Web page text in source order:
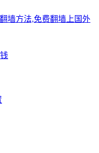
墙方法,免费翻墙上国外